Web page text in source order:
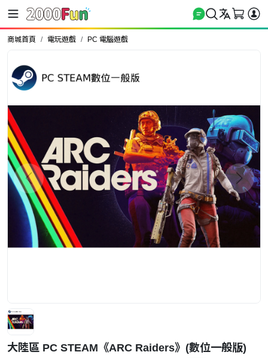
商城首頁 電玩遊戲 PC 電腦遊戲
大陸區 PC STEAM《ARC Raiders》(數位一般版)